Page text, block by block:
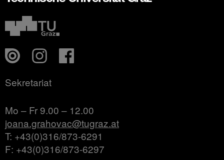
Sekretariat
Mo – Fr 9.00 – 12.00
joana.grahovac@tugraz.at
T: +43(0)316/873-6291
F: +43(0)316/873-6297